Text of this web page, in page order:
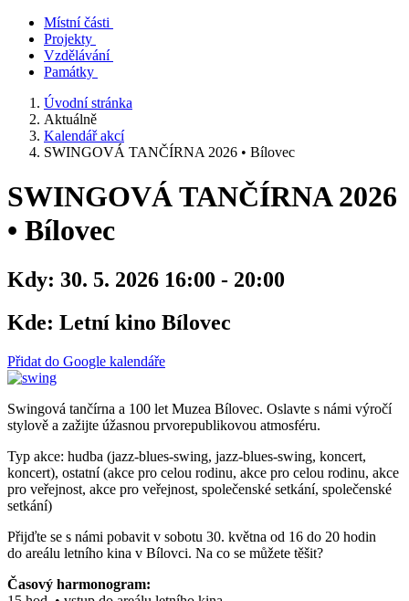
Místní části
Projekty
Vzdělávání
Památky
Úvodní stránka
Aktuálně
Kalendář akcí
SWINGOVÁ TANČÍRNA 2026 • Bílovec
SWINGOVÁ TANČÍRNA 2026
• Bílovec
Kdy: 30. 5. 2026 16:00 - 20:00
Kde: Letní kino Bílovec
Přidat do Google kalendáře
Swingová tančírna a 100 let Muzea Bílovec. Oslavte s námi výročí
stylově a zažijte úžasnou prvorepublikovou atmosféru.
Typ akce: hudba (jazz-blues-swing, jazz-blues-swing, koncert,
koncert), ostatní (akce pro celou rodinu, akce pro celou rodinu, akce
pro veřejnost, akce pro veřejnost, společenské setkání, společenské
setkání)
Přijďte se s námi pobavit v sobotu 30. května od 16 do 20 hodin
do areálu letního kina v Bílovci. Na co se můžete těšit?
Časový harmonogram: